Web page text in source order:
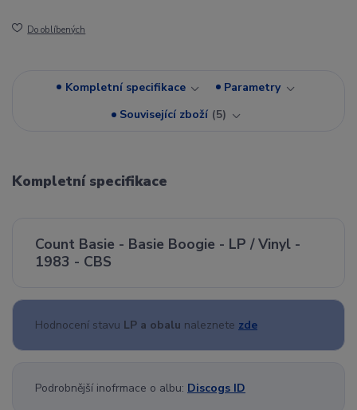
Do oblíbených
Kompletní specifikace
Parametry
Související zboží 5
Kompletní specifikace
Count Basie - Basie Boogie - LP / Vinyl -
1983 - CBS
Hodnocení stavu LP a obalu naleznete zde
Podrobnější inofrmace o albu: Discogs ID